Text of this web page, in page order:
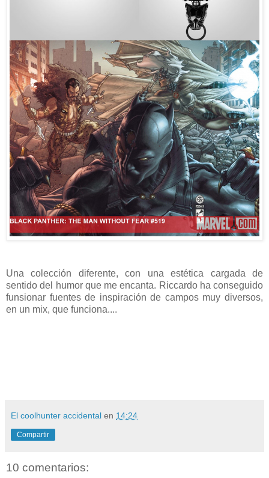
Una colección diferente, con una estética cargada de
sentido del humor que me encanta. Riccardo ha conseguido
funsionar fuentes de inspiración de campos muy diversos,
en un mix, que funciona....
El coolhunter accidental en 14:24
Compartir
10 comentarios: